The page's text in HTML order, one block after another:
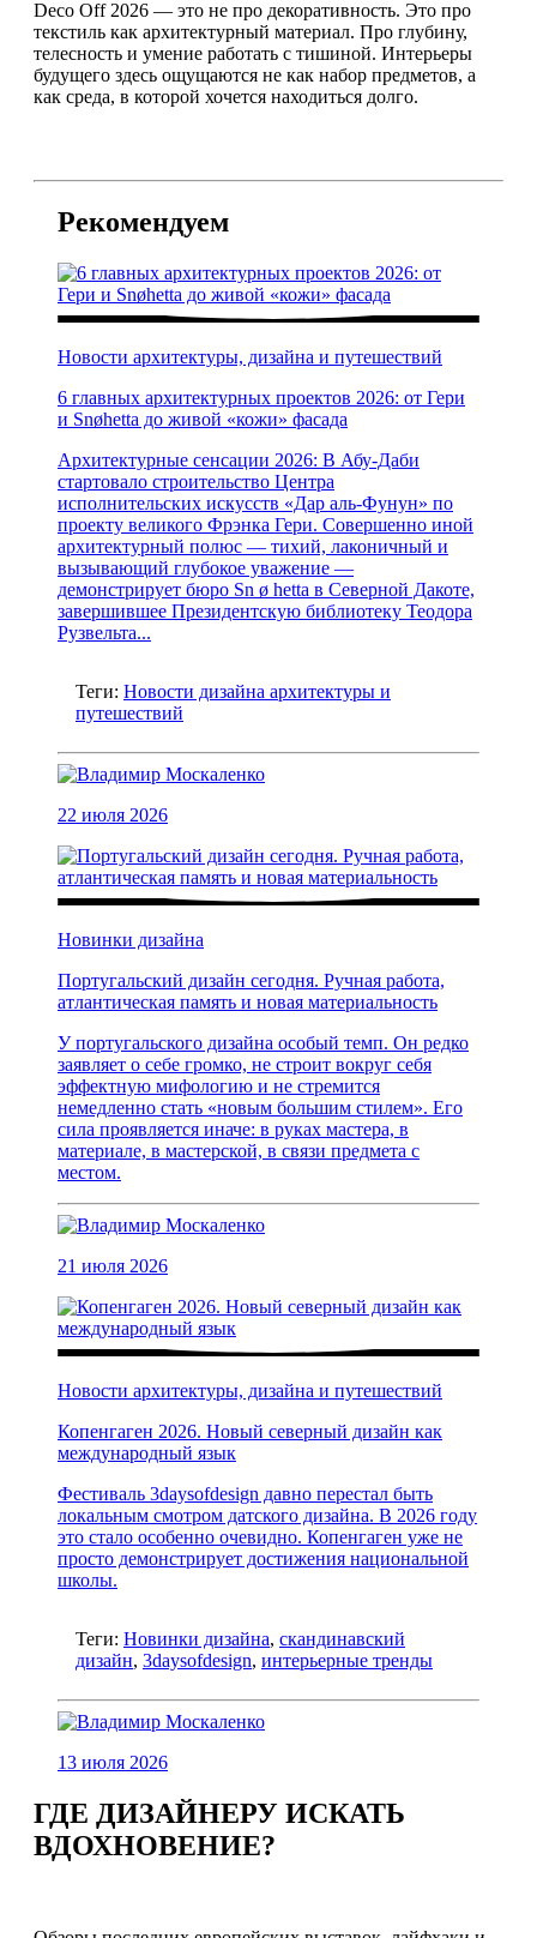
Deco Off 2026 — это не про декоративность. Это про
текстиль как архитектурный материал. Про глубину,
телесность и умение работать с тишиной. Интерьеры
будущего здесь ощущаются не как набор предметов, а
как среда, в которой хочется находиться долго.
Рекомендуем
Новости архитектуры, дизайна и путешествий
6 главных архитектурных проектов 2026: от Гери
и Snøhetta до живой «кожи» фасада
Архитектурные сенсации 2026: В Абу-Даби
стартовало строительство Центра
исполнительских искусств «Дар аль-Фунун» по
проекту великого Фрэнка Гери. Совершенно иной
архитектурный полюс — тихий, лаконичный и
вызывающий глубокое уважение —
демонстрирует бюро Sn ø hetta в Северной Дакоте,
завершившее Президентскую библиотеку Теодора
Рузвельта...
Теги: Новости дизайна архитектуры и
путешествий
22 июля 2026
Новинки дизайна
Португальский дизайн сегодня. Ручная работа,
атлантическая память и новая материальность
У португальского дизайна особый темп. Он редко
заявляет о себе громко, не строит вокруг себя
эффектную мифологию и не стремится
немедленно стать «новым большим стилем». Его
сила проявляется иначе: в руках мастера, в
материале, в мастерской, в связи предмета с
местом.
21 июля 2026
Новости архитектуры, дизайна и путешествий
Копенгаген 2026. Новый северный дизайн как
международный язык
Фестиваль 3daysofdesign давно перестал быть
локальным смотром датского дизайна. В 2026 году
это стало особенно очевидно. Копенгаген уже не
просто демонстрирует достижения национальной
школы.
Теги: Новинки дизайна, скандинавский
дизайн, 3daysofdesign, интерьерные тренды
13 июля 2026
ГДЕ ДИЗАЙНЕРУ ИСКАТЬ
ВДОХНОВЕНИЕ?